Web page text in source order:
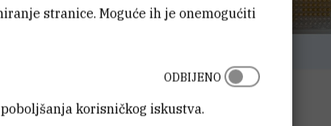
stranice. Moguće ih je onemogućiti
korisničkog iskustva.
ODBIJENO